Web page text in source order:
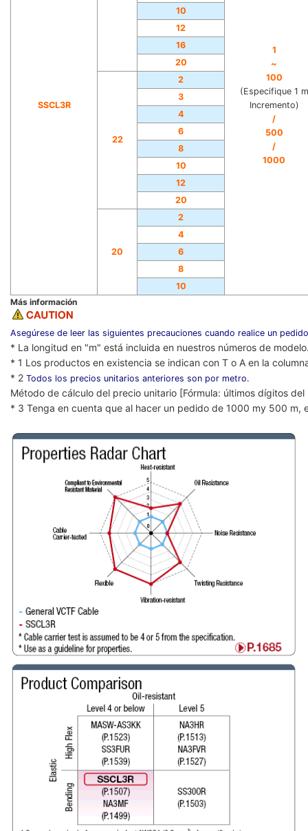
SSCL3R
1
~
100
(Especifique 1 m
Incremento)
/
500
/
1000
10
12
16
20
22
2
3
4
6
8
10
12
20
20
2
4
6
8
10
Más información
Asegúrese de leer las siguientes precauciones cuando realice un
* La longitud en "m" está incluida en nuestros números de
* 1 Los productos en existencia se indican con T o A en la
* 2 Todos los precios unitarios anteriores son por metro.
Método de cálculo del precio unitario [Fórmula: últimos dígitos
* 3 Tenga en cuenta que al hacer un pedido de 1000 my 500